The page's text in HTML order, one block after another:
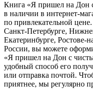
Книга «Я пришел на Дон
в наличии в интернет-
по привлекательной
Санкт-Петербурге,
Екатеринбурге,
России, вы можете
«Я пришел на Дон с
удобный способ его
или отправка почтой.
приятнее, мы регулярно